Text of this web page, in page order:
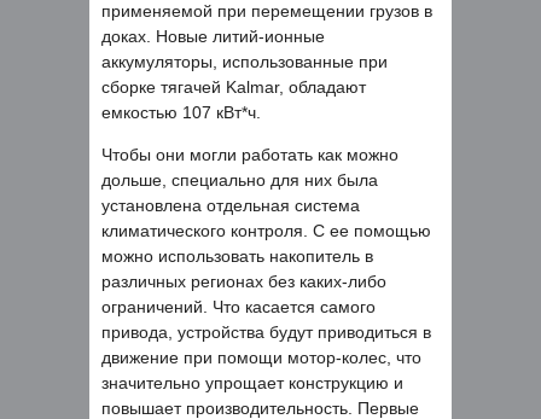
применяемой при перемещении грузов в
доках. Новые литий-ионные
аккумуляторы, использованные при
сборке тягачей Kalmar, обладают
емкостью 107 кВт*ч.
Чтобы они могли работать как можно
дольше, специально для них была
установлена отдельная система
климатического контроля. С ее помощью
можно использовать накопитель в
различных регионах без каких-либо
ограничений. Что касается самого
привода, устройства будут приводиться в
движение при помощи мотор-колес, что
значительно упрощает конструкцию и
повышает производительность. Первые